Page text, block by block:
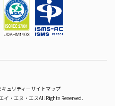
イ‧エヌ‧エスAll Rights Reserved.
ュリティーサイトマップ